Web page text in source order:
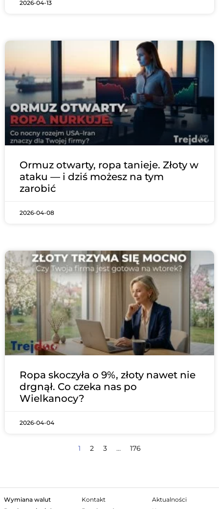
2026-04-13
Ormuz otwarty, ropa tanieje. Złoty w
ataku — i dziś możesz na tym
zarobić
2026-04-08
Ropa skoczyła o 9%, złoty nawet nie
drgnął. Co czeka nas po
Wielkanocy?
2026-04-04
1 2 3 … 176
Wymiana walut
Kontakt
Aktualności